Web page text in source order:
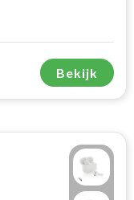
Bekijk